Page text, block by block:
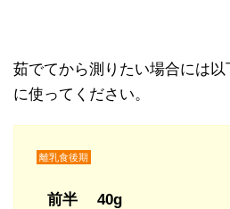
茹でてから測りたい場合には
に使ってください。
離乳食後期
前半 40g